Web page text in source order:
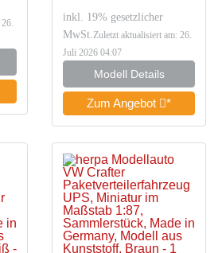
inkl. 19% gesetzlicher
MwSt.Zuletzt aktualisiert am: 26.
Juli 2026 04:07
Modell Details
Zum Angebot *